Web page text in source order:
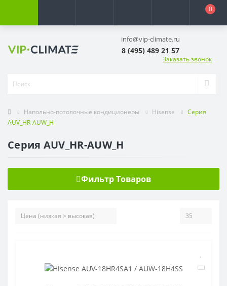
0
info@vip-climate.ru
8 (495) 489 21 57
Заказать звонок
Напольно-потолочные кондиционеры Hisense
Серия
AUV_HR-AUW_H
Серия AUV_HR-AUW_H
Фильтр Товаров